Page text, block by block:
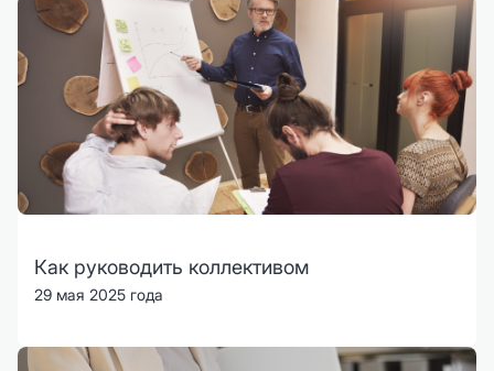
Как руководить коллективом
29 мая 2025 года